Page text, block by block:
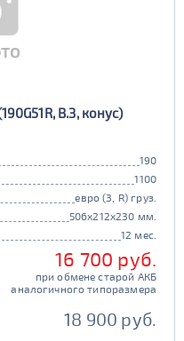
B.3, конус)
190
1100
евро (3, R) груз.
506x212x230 мм.
12 мес.
16 700 руб.
при обмене старой АКБ
аналогичного типоразмера
18 900 руб.